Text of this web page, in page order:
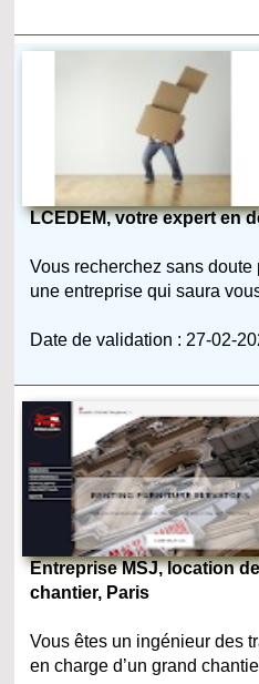
LCEDEM, votre expert en
Vous recherchez sans
une entreprise qui saura
Date de validation : 27-02-
Entreprise MSJ, location
chantier, Paris
Vous êtes un ingénieur des
en charge d’un grand